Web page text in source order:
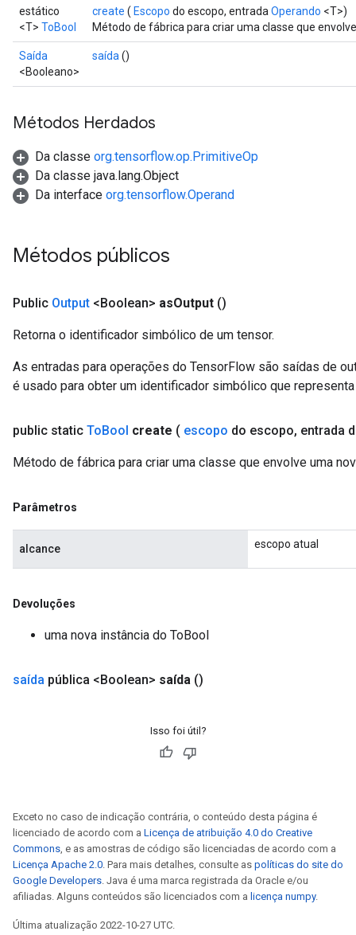
estático
<T> ToBool
create ( Escopo do escopo, entrada Operando <T>)
Método de fábrica para criar uma classe que
Saída
<Booleano>
saída ()
Métodos Herdados
Da classe org.tensorflow.op.PrimitiveOp
Da classe java.lang.Object
Da interface org.tensorflow.Operand
Métodos públicos
Public Output <Boolean> asOutput ()
Retorna o identificador simbólico de um tensor.
As entradas para operações do TensorFlow são saídas de
é usado para obter um identificador simbólico que
public static ToBool create ( escopo do escopo, entrada
Método de fábrica para criar uma classe que envolve uma
Parâmetros
alcance escopo atual
Devoluções
uma nova instância do ToBool
saída pública <Boolean> saída ()
Isso foi útil?
Exceto no caso de indicação contrária, o conteúdo desta página é
licenciado de acordo com a Licença de atribuição 4.0 do Creative
Commons, e as amostras de código são licenciadas de acordo com a
Licença Apache 2.0. Para mais detalhes, consulte as políticas do site do
Google Developers. Java é uma marca registrada da Oracle e/ou
afiliadas. Alguns conteúdos são licenciados com a licença numpy.
Última atualização 2022-10-27 UTC.